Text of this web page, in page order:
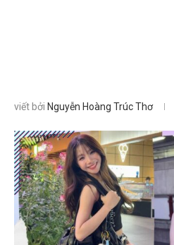
viết bởi Nguyễn Hoàng Trúc Thơ